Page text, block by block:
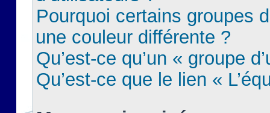
Pourquoi certains groupes
une couleur différente ?
Qu’est-ce qu’un « groupe
Qu’est-ce que le lien «